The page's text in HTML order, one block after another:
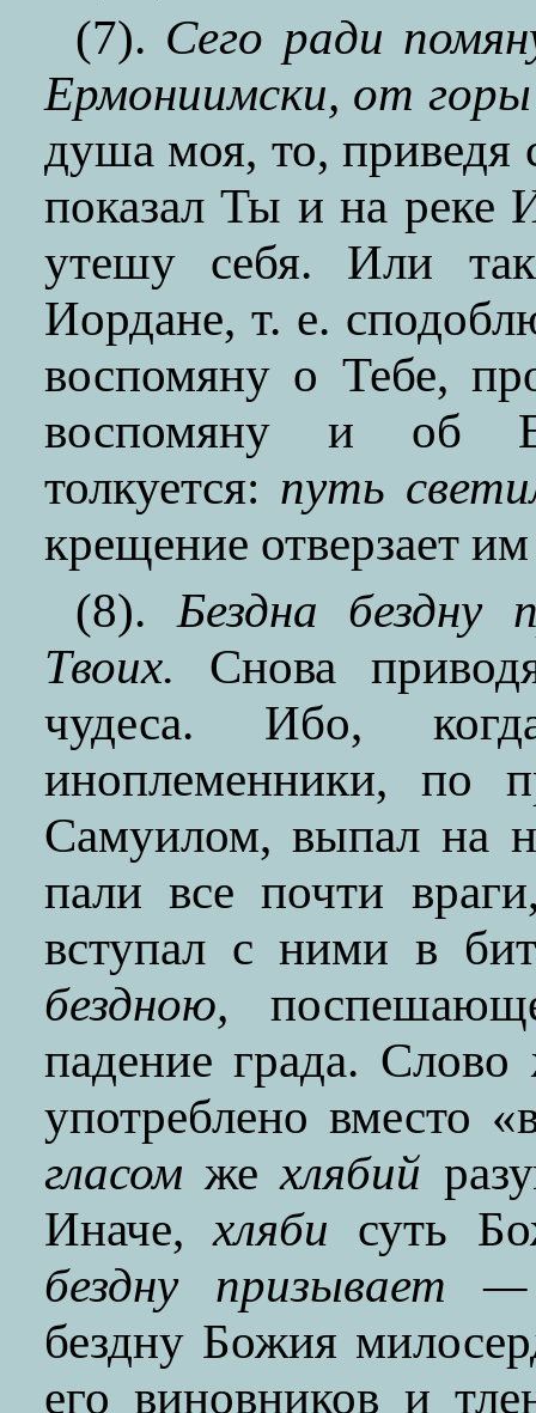
(7). Сего ради
Ермониимски, от
душа моя, то, приведя
показал Ты и на реке
утешу себя. Или
Иордане, т. е.
воспомяну о Тебе,
воспомяну и об
толкуется: путь
крещение отверзает
(8).Бездна бездну
Твоих. Снова
чудеса. Ибо,
иноплеменники, по
Самуилом, выпал на
пали все почти
вступал с ними в
бездною,
падение града.
употреблено вместо
гласом жехлябий
Иначе,хляби суть
бездну призывает —
бездну Божия
его виновников и